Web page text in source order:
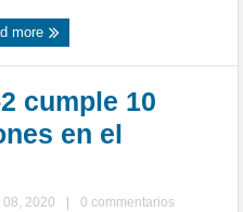
more
cumple 10
en el
08, 2020
0 commentarios